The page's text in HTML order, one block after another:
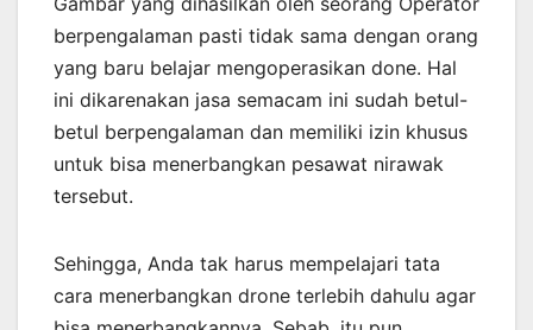
berpengalaman pasti tidak sama dengan orang
yang baru belajar mengoperasikan done. Hal
ini dikarenakan jasa semacam ini sudah betul-
betul berpengalaman dan memiliki izin khusus
untuk bisa menerbangkan pesawat nirawak
tersebut.
Sehingga, Anda tak harus mempelajari tata
cara menerbangkan drone terlebih dahulu agar